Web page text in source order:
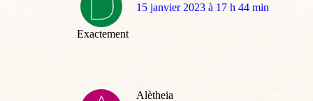
dit
15 janvier 2023 à 17 h 44 min
Exactement
Alètheia